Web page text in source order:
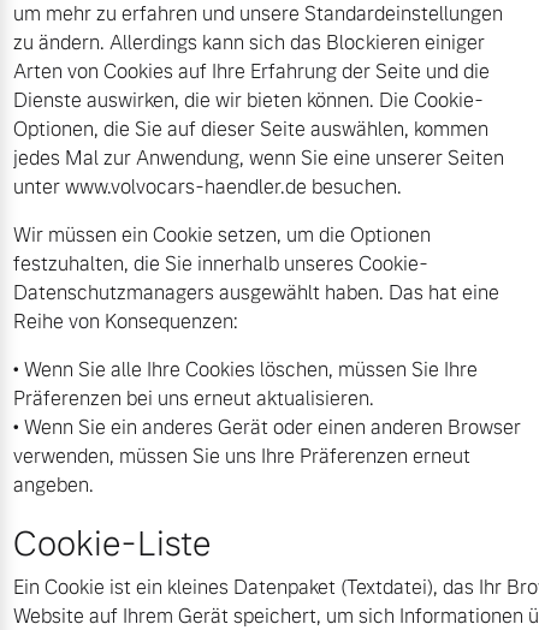
Aktuelle Zubehörangebote
Zubehörkatalog
Aktuelle Serviceangebote
Service by Volvo
Unsere News & Events
um mehr zu erfahren und unsere Standardeinstellungen
zu ändern. Allerdings kann sich das Blockieren einiger
Arten von Cookies auf Ihre Erfahrung der Seite und die
Dienste auswirken, die wir bieten können. Die Cookie-
Optionen, die Sie auf dieser Seite auswählen, kommen
jedes Mal zur Anwendung, wenn Sie eine unserer Seiten
unter www.volvocars-haendler.de besuchen.
Wir müssen ein Cookie setzen, um die Optionen
festzuhalten, die Sie innerhalb unseres Cookie-
Datenschutzmanagers ausgewählt haben. Das hat eine
Reihe von Konsequenzen:
• Wenn Sie alle Ihre Cookies löschen, müssen Sie Ihre
Präferenzen bei uns erneut aktualisieren.
• Wenn Sie ein anderes Gerät oder einen anderen Browser
verwenden, müssen Sie uns Ihre Präferenzen erneut
angeben.
Cookie-Liste
Ein Cookie ist ein kleines Datenpaket (Textdatei), das Ihr
Website auf Ihrem Gerät speichert, um sich Informationen